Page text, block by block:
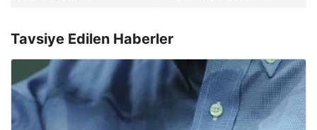
Tavsiye Edilen Haberler